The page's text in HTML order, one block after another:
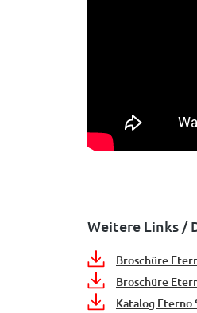
Weitere Links /
Broschüre
Broschüre
Katalog Eterno